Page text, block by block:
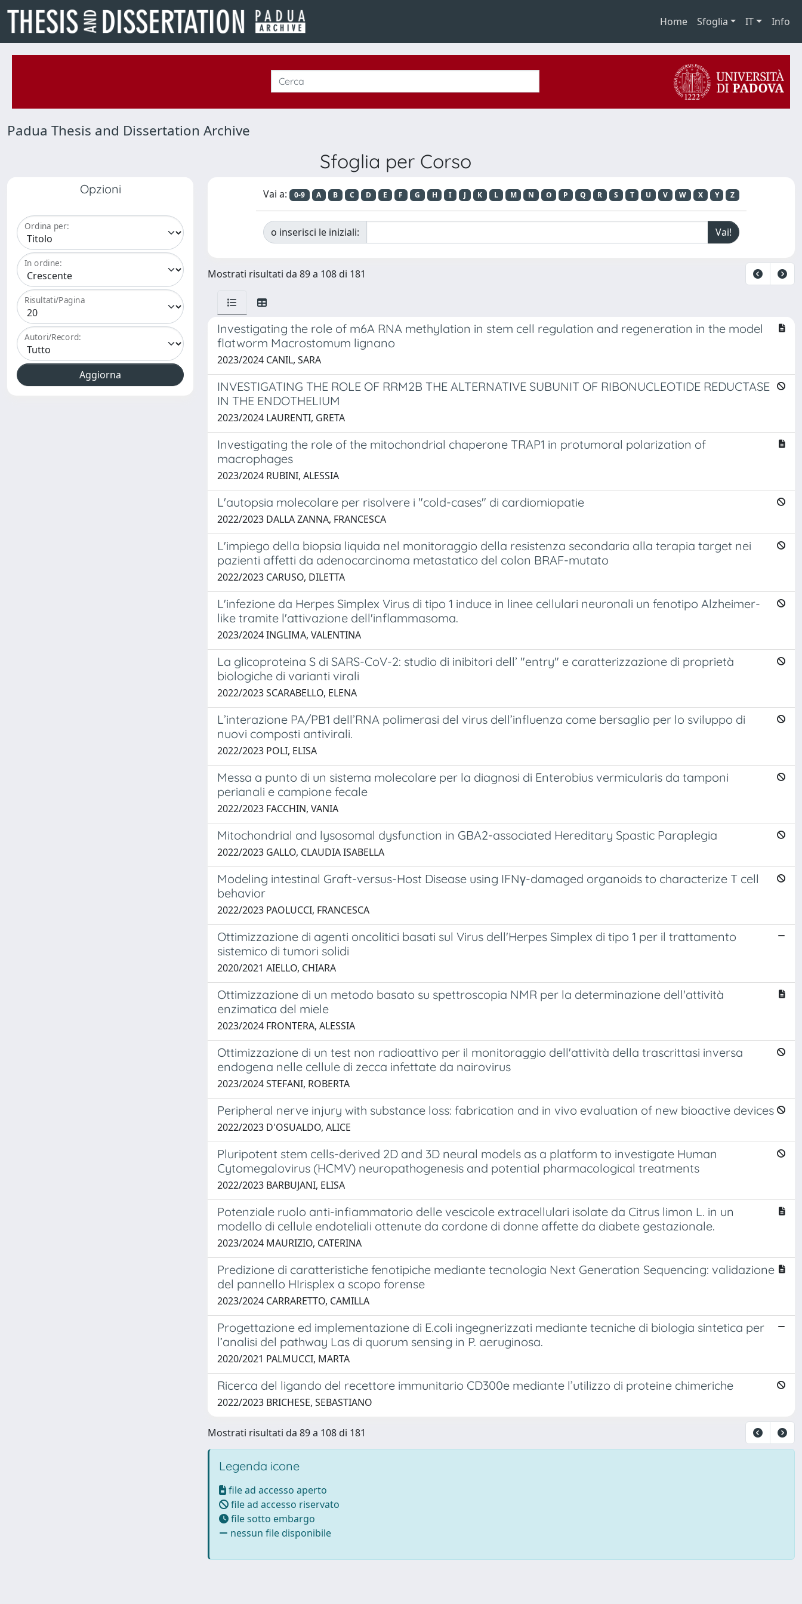
Home Sfoglia IT Info
Padua Thesis and Dissertation Archive
Sfoglia per Corso
Opzioni
Ordina per:
In ordine:
Risultati/Pagina
Autori/Record:
Vai a: 0-9 A B C D E F G H I J K L M N O P Q R S T U V W X Y Z
o inserisci le iniziali:
Mostrati risultati da 89 a 108 di 181
Investigating the role of m6A RNA methylation in stem cell regulation and regeneration in the model
flatworm Macrostomum lignano
2023/2024 CANIL, SARA
INVESTIGATING THE ROLE OF RRM2B THE ALTERNATIVE SUBUNIT OF RIBONUCLEOTIDE REDUCTASE
IN THE ENDOTHELIUM
2023/2024 LAURENTI, GRETA
Investigating the role of the mitochondrial chaperone TRAP1 in protumoral polarization of
macrophages
2023/2024 RUBINI, ALESSIA
L'autopsia molecolare per risolvere i "cold-cases" di cardiomiopatie
2022/2023 DALLA ZANNA, FRANCESCA
L'impiego della biopsia liquida nel monitoraggio della resistenza secondaria alla terapia target nei
pazienti affetti da adenocarcinoma metastatico del colon BRAF-mutato
2022/2023 CARUSO, DILETTA
L'infezione da Herpes Simplex Virus di tipo 1 induce in linee cellulari neuronali un fenotipo Alzheimer-
like tramite l'attivazione dell'inflammasoma.
2023/2024 INGLIMA, VALENTINA
La glicoproteina S di SARS-CoV-2: studio di inibitori dell’ "entry" e caratterizzazione di proprietà
biologiche di varianti virali
2022/2023 SCARABELLO, ELENA
L’interazione PA/PB1 dell’RNA polimerasi del virus dell’influenza come bersaglio per lo sviluppo di
nuovi composti antivirali.
2022/2023 POLI, ELISA
Messa a punto di un sistema molecolare per la diagnosi di Enterobius vermicularis da tamponi
perianali e campione fecale
2022/2023 FACCHIN, VANIA
Mitochondrial and lysosomal dysfunction in GBA2-associated Hereditary Spastic Paraplegia
2022/2023 GALLO, CLAUDIA ISABELLA
Modeling intestinal Graft-versus-Host Disease using IFNγ-damaged organoids to characterize T cell
behavior
2022/2023 PAOLUCCI, FRANCESCA
Ottimizzazione di agenti oncolitici basati sul Virus dell'Herpes Simplex di tipo 1 per il trattamento
sistemico di tumori solidi
2020/2021 AIELLO, CHIARA
Ottimizzazione di un metodo basato su spettroscopia NMR per la determinazione dell'attività
enzimatica del miele
2023/2024 FRONTERA, ALESSIA
Ottimizzazione di un test non radioattivo per il monitoraggio dell'attività della trascrittasi inversa
endogena nelle cellule di zecca infettate da nairovirus
2023/2024 STEFANI, ROBERTA
Peripheral nerve injury with substance loss: fabrication and in vivo evaluation of new bioactive devices
2022/2023 D'OSUALDO, ALICE
Pluripotent stem cells-derived 2D and 3D neural models as a platform to investigate Human
Cytomegalovirus (HCMV) neuropathogenesis and potential pharmacological treatments
2022/2023 BARBUJANI, ELISA
Potenziale ruolo anti-infiammatorio delle vescicole extracellulari isolate da Citrus limon L. in un
modello di cellule endoteliali ottenute da cordone di donne affette da diabete gestazionale.
2023/2024 MAURIZIO, CATERINA
Predizione di caratteristiche fenotipiche mediante tecnologia Next Generation Sequencing: validazione
del pannello HIrisplex a scopo forense
2023/2024 CARRARETTO, CAMILLA
Progettazione ed implementazione di E.coli ingegnerizzati mediante tecniche di biologia sintetica per
l’analisi del pathway Las di quorum sensing in P. aeruginosa.
2020/2021 PALMUCCI, MARTA
Ricerca del ligando del recettore immunitario CD300e mediante l’utilizzo di proteine chimeriche
2022/2023 BRICHESE, SEBASTIANO
Mostrati risultati da 89 a 108 di 181
Legenda icone
file ad accesso aperto
file ad accesso riservato
file sotto embargo
nessun file disponibile